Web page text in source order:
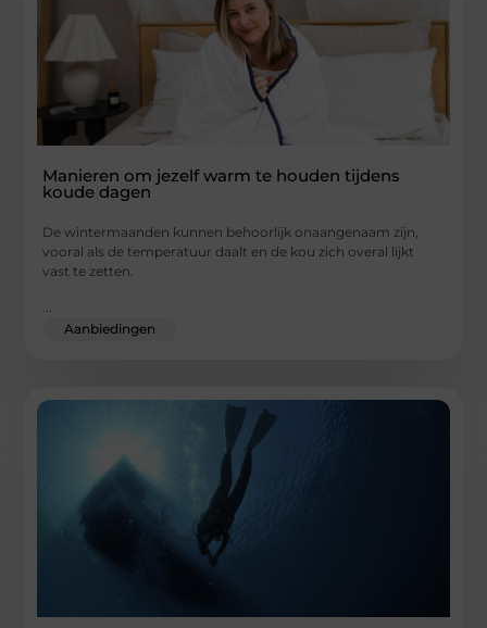
Manieren om jezelf warm te houden tijdens
koude dagen
De wintermaanden kunnen behoorlijk onaangenaam zijn,
vooral als de temperatuur daalt en de kou zich overal lijkt
vast te zetten.
Aanbiedingen